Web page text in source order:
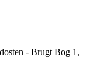
- Brugt Bog 1,